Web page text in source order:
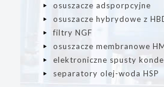
osuszacze adsporpcyjne
osuszacze hybrydowe z
filtry NGF
osuszacze membranowe
elektroniczne spusty
separatory olej-woda HSP